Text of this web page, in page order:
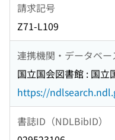
請求記号
Z71-L109
連携機関・データベー
国立国会図書館 : 国立
https://
書誌ID（NDLBibID）